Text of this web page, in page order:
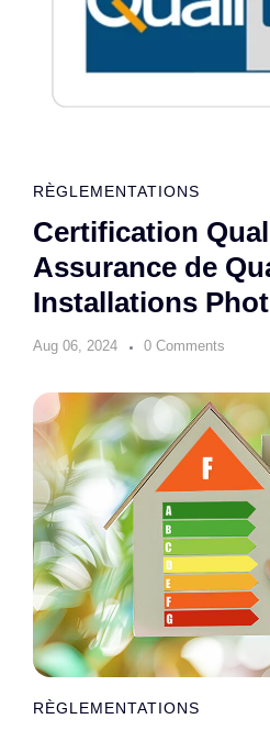
RÈGLEMENTATIONS
Certification
Assurance de
Installations
Aug 06, 2024 0 Comments
RÈGLEMENTATIONS